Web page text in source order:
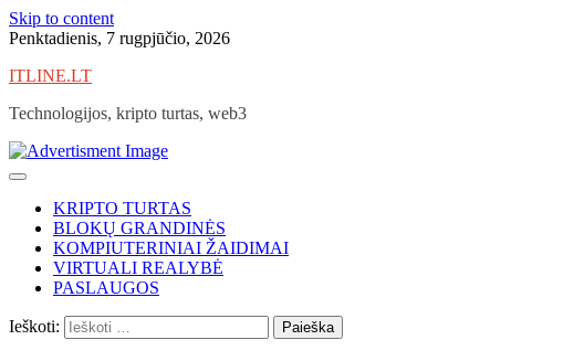
Skip to content
Penktadienis, 7 rugpjūčio, 2026
ITLINE.LT
Technologijos, kripto turtas, web3
KRIPTO TURTAS
BLOKŲ GRANDINĖS
KOMPIUTERINIAI ŽAIDIMAI
VIRTUALI REALYBĖ
PASLAUGOS
Ieškoti: